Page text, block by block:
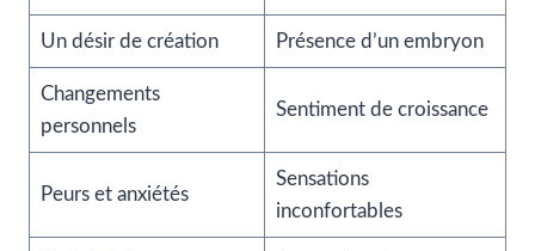
Un désir de création Présence d’un embryon
Changements
personnels
Sentiment de croissance
Peurs et anxiétés
Sensations
inconfortables